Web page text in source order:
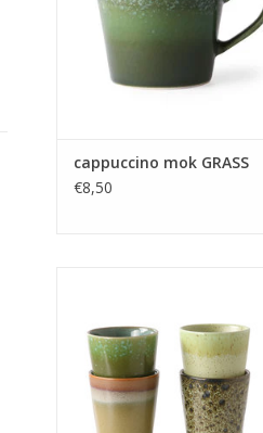
cappuccino mok GRASS
€8,50
TOEVOEGEN AAN WINKELWAGEN